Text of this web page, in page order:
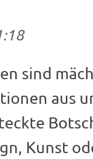
sind
aus
Kunst